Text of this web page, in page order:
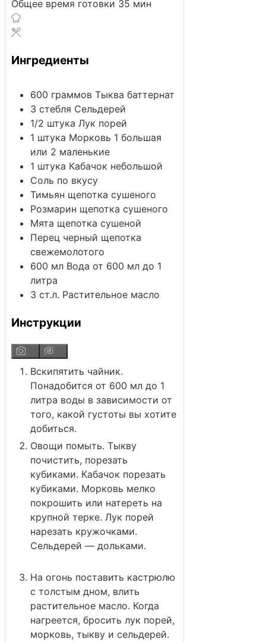
Общее время готовки 35 минут
мин
Ингредиенты
600 граммов Тыква баттернат
3 стебля Сельдерей
1/2 штука Лук порей
1 штука Морковь 1 большая
или 2 маленькие
1 штука Кабачок небольшой
Соль по вкусу
Тимьян щепотка сушеного
Розмарин щепотка сушеного
Мята щепотка сушеной
Перец черный щепотка
свежемолотого
600 мл Вода от 600 мл до 1
литра
3 ст.л. Растительное масло
Инструкции
Вскипятить чайник.
Понадобится от 600 мл до 1
литра воды в зависимости от
того, какой густоты вы хотите
добиться.
Овощи помыть. Тыкву
почистить, порезать
кубиками. Кабачок порезать
кубиками. Морковь мелко
покрошить или натереть на
крупной терке. Лук порей
нарезать кружочками.
Сельдерей — дольками.
На огонь поставить кастрюлю
с толстым дном, влить
растительное масло. Когда
нагреется, бросить лук порей,
морковь, тыкву и сельдерей.